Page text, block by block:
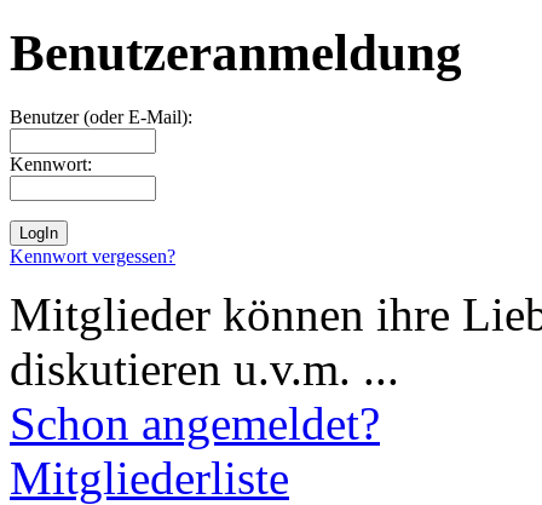
Benutzeranmeldung
Benutzer (oder E-Mail):
Kennwort:
Kennwort vergessen?
Mitglieder können ihre
diskutieren u.v.m. ...
Schon angemeldet?
Mitgliederliste